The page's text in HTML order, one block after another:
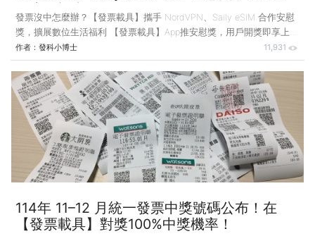
位生活福利
發票沒中怎麼辦？【發票載具】攜手 NordVPN、Saily eSIM 合作安慰
獎，擴展數位生活福利 【發票載具】App推安慰獎，用戶開獎即享上網
小確幸【2026 年 1 月 22 日】統一發票開獎總是差一步？為撫慰發票
未中獎用戶的失落感，【發票載具】App 於 2026 年 1 月推出
「NordVPN / Saily eSIM 百萬安慰獎」開獎活動。凡符合 2025 年 11–
12 月期統一發票未中獎資格的用戶，即可於 2026 年 1 月 22 日至 2
月 23 日期間進入 App 內參與免費抽獎，讓開獎不再只是期待中獎，
而是人人都有驚喜的生活儀式。VP
作者： 發科小博士 11,931
114年 11–12 月統一發票中獎號碼公布！在
【發票載具】對獎100%中獎機率！